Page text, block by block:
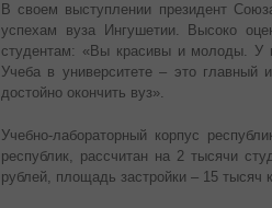
В своем выступлении президент
успехам вуза Ингушетии. Высоко
студентам: «Вы красивы и молоды. У
Учеба в университете – это
достойно окончить вуз».
Учебно-лабораторный корпус
республик, рассчитан на 2 тысячи
рублей, площадь застройки – 15